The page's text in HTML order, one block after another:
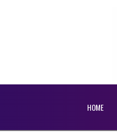
HOME